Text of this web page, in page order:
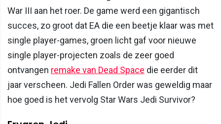
War III aan het roer. De game werd een gigantisch
succes, zo groot dat EA die een beetje klaar was met
single player-games, groen licht gaf voor nieuwe
single player-projecten zoals de zeer goed
ontvangen remake van Dead Space die eerder dit
jaar verscheen. Jedi Fallen Order was geweldig maar
hoe goed is het vervolg Star Wars Jedi Survivor?